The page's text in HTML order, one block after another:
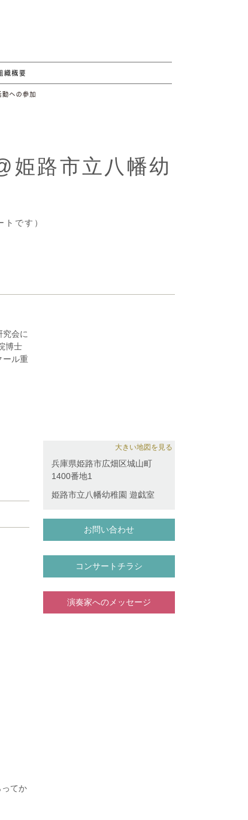
姫路市立八幡幼
トです）
会に
博士
ール重
の部
立芸
奏会
ま
。
成
ケス
出
。
アー
てか
大きい地図を見る
兵庫県姫路市広畑区城山町
1400番地1
姫路市立八幡幼稚園 遊戯室
お問い合わせ
コンサートチラシ
演奏家へのメッセージ